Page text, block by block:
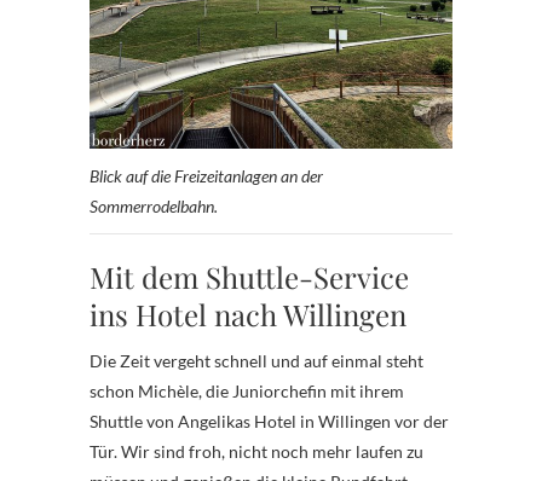
Blick auf die Freizeitanlagen an der
Sommerrodelbahn.
Mit dem Shuttle-Service
ins Hotel nach Willingen
Die Zeit vergeht schnell und auf einmal steht
schon Michèle, die Juniorchefin mit ihrem
Shuttle von Angelikas Hotel in Willingen vor der
Tür. Wir sind froh, nicht noch mehr laufen zu